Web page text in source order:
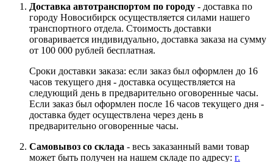
Доставка автотранспортом по городу - доставка по
городу Новосибирск осуществляется силами нашего
транспортного отдела. Стоимость доставки
оговаривается индивидуально, доставка заказа на сумму
от 100 000 рублей бесплатная.
Сроки доставки заказа: если заказ был оформлен до 16
часов текущего дня - доставка осуществляется на
следующий день в предварительно оговоренные часы.
Если заказ был оформлен после 16 часов текущего дня -
доставка будет осуществлена через день в
предварительно оговоренные часы.
Самовывоз со склада - весь заказанный вами товар
может быть получен на нашем складе по адресу: г.